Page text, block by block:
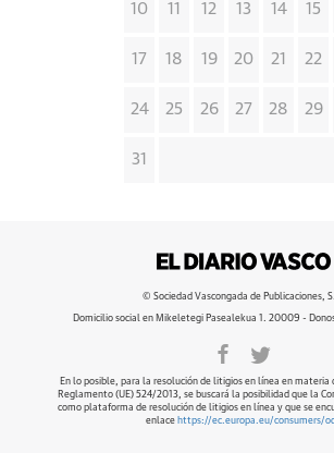
10 11 12 13 14 15
17 18 19 20 21 22
24 25 26 27 28 29
31
© Sociedad Vascongada de Publicaciones,
Domicilio social en Mikeletegi Pasealekua 1. 20009 -
En lo posible, para la resolución de litigios en línea en materia
Reglamento (UE) 524/2013, se buscará la posibilidad que la
como plataforma de resolución de litigios en línea y que se
enlace https://ec.europa.eu/consumers/